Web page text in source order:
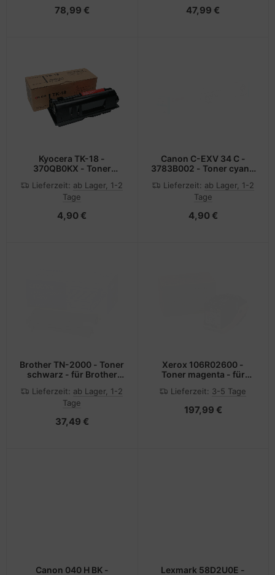
C5790DWF
78,99 € 47,99 €
Kyocera TK-18 -
370QB0KX - Toner
FS-1018 FS-1118 FS-
1118F MFP/KL3 FS-
1020
Lieferzeit: ab Lager, 1-2
Tage
4,90 €
Canon C-EXV 34 C -
3783B002 - Toner cyan -
ADVANCE C2020i
C2020L C2025i C2030i
C2225i C2230i
Lieferzeit: ab Lager, 1-2
Tage
4,90 €
Brother TN-2000 - Toner
schwarz - für Brother
DCP-7025, MFC-7225n,
MFC-7420, MFC-7820N;
Lieferzeit: ab Lager, 1-2
Tage
37,49 €
Xerox 106R02600 -
Toner magenta - für
7100DN, 7100N,
Lieferzeit: 3-5 Tage
197,99 €
Canon 040 H BK -
Lexmark 58D2U0E -